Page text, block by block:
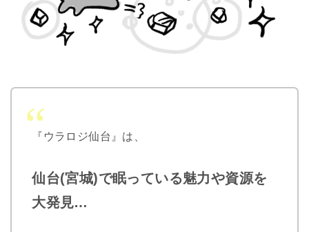
『ウラロジ仙台』は、
仙台(宮城)で眠っている魅力や資源を
大発見…